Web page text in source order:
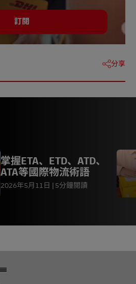
訂閱
分享
掌握ETA、ETD、ATD、
ATA等國際物流術語
2026年5月11日 5分鐘閱讀